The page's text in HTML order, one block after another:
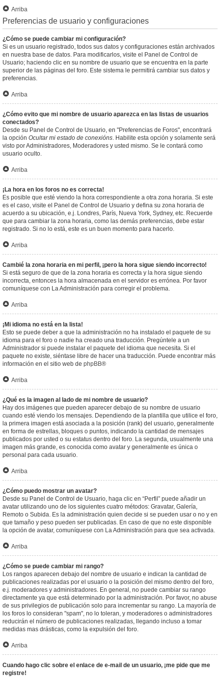
Arriba
Preferencias de usuario y configuraciones
¿Cómo se puede cambiar mi configuración?
Si es un usuario registrado, todos sus datos y configuraciones están archivados
en nuestra base de datos. Para modificarlos, visite el Panel de Control de
Usuario; haciendo clic en su nombre de usuario que se encuentra en la parte
superior de las páginas del foro. Este sistema le permitirá cambiar sus datos y
preferencias.
Arriba
¿Cómo evito que mi nombre de usuario aparezca en las listas de usuarios
conectados?
Desde su Panel de Control de Usuario, en "Preferencias de Foros", encontrará
la opción Ocultar mi estado de conexións. Habilite esta opción y solamente será
visto por Administradores, Moderadores y usted mismo. Se le contará como
usuario oculto.
Arriba
¡La hora en los foros no es correcta!
Es posible que esté viendo la hora correspondiente a otra zona horaria. Si este
es el caso, visite el Panel de Control de Usuario y defina su zona horaria de
acuerdo a su ubicación, e.j. Londres, París, Nueva York, Sydney, etc. Recuerde
que para cambiar la zona horaria, como las demás preferencias, debe estar
registrado. Si no lo está, este es un buen momento para hacerlo.
Arriba
Cambié la zona horaria en mi perfil, ¡pero la hora sigue siendo incorrecto!
Si está seguro de que de la zona horaria es correcta y la hora sigue siendo
incorrecta, entonces la hora almacenada en el servidor es errónea. Por favor
comuníquese con La Administración para corregir el problema.
Arriba
¡Mi idioma no está en la lista!
Esto se puede deber a que la administración no ha instalado el paquete de su
idioma para el foro o nadie ha creado una traducción. Pregúntele a un
Administrador si puede instalar el paquete del idioma que necesita. Si el
paquete no existe, siéntase libre de hacer una traducción. Puede encontrar más
información en el sitio web de phpBB®
Arriba
¿Qué es la imagen al lado de mi nombre de usuario?
Hay dos imágenes que pueden aparecer debajo de su nombre de usuario
cuando esté viendo los mensajes. Dependiendo de la plantilla que utilice el foro,
la primera imagen está asociada a la posición (rank) del usuario, generalmente
en forma de estrellas, bloques o puntos, indicando la cantidad de mensajes
publicados por usted o su estatus dentro del foro. La segunda, usualmente una
imagen más grande, es conocida como avatar y generalmente es única o
personal para cada usuario.
Arriba
¿Cómo puedo mostrar un avatar?
Desde su Panel de Control de Usuario, haga clic en “Perfil” puede añadir un
avatar utilizando uno de los siguientes cuatro métodos: Gravatar, Galería,
Remoto o Subida. Es la administración quien decide si se pueden usar o no y en
que tamaño y peso pueden ser publicadas. En caso de que no este disponible
la opción de avatar, comuníquese con La Administración para que sea activada.
Arriba
¿Cómo se puede cambiar mi rango?
Los rangos aparecen debajo del nombre de usuario e indican la cantidad de
publicaciones realizadas por el usuario o la posición del mismo dentro del foro,
e.j. moderadores y administradores. En general, no puede cambiar su rango
directamente ya que está determinado por la administración. Por favor, no abuse
de sus privilegios de publicación solo para incrementar su rango. La mayoría de
los foros lo consideran "spam", no lo toleran, y moderadores o administradores
reducirán el número de publicaciones realizadas, llegando incluso a tomar
medidas mas drásticas, como la expulsión del foro.
Arriba
Cuando hago clic sobre el enlace de e-mail de un usuario, ¡me pide que me
registre!